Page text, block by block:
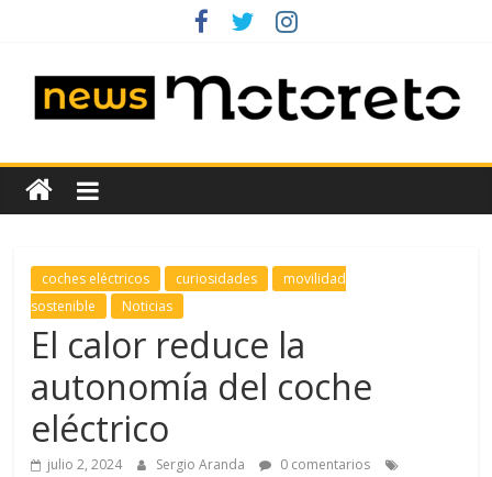
News
Motoreto
Noticias
de
coches
ocasión
coches eléctricos curiosidades
movilidad
sostenible
Noticias
El calor reduce la
autonomía del coche
eléctrico
julio 2, 2024 Sergio Aranda
0 comentarios